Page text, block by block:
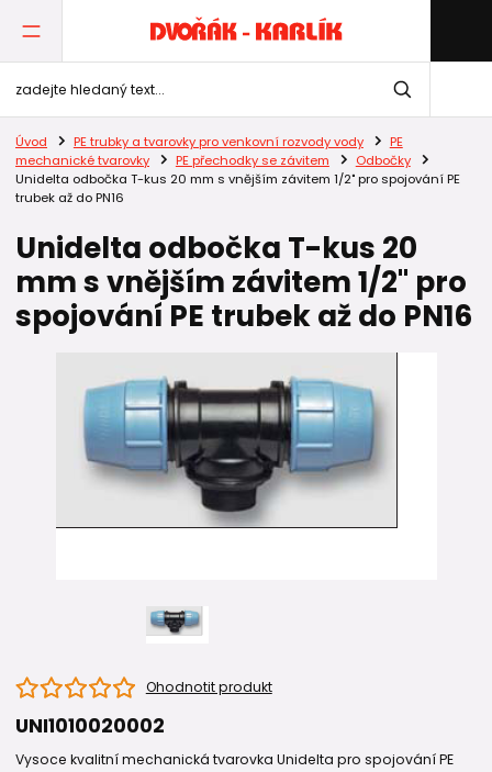
Úvod PE trubky a tvarovky pro venkovní rozvody vody
PE
mechanické tvarovky
PE přechodky se závitem
Odbočky
Unidelta odbočka T-kus 20 mm s vnějším závitem 1/2" pro spojování PE
trubek až do PN16
Unidelta odbočka T-kus 20
mm s vnějším závitem 1/2" pro
spojování PE trubek až do PN16
Ohodnotit produkt
UNI1010020002
Vysoce kvalitní mechanická tvarovka Unidelta pro spojování PE